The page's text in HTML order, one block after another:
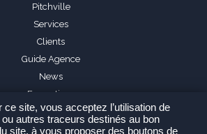
Pitchville
Services
Clients
Guide Agence
News
Formations
FAQ
ce site, vous acceptez l’utilisation de
autres traceurs destinés au bon
site, à vous proposer des boutons de